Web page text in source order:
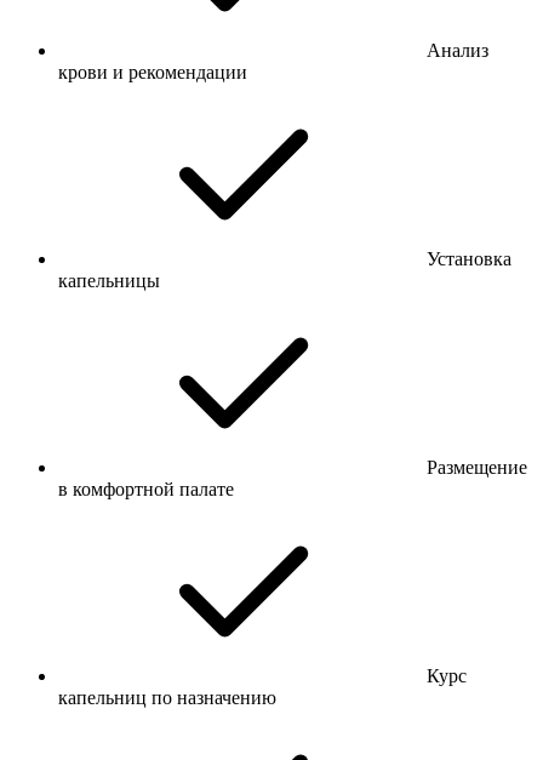
Анализ
крови и рекомендации
Установка
капельницы
Размещение
в комфортной палате
Курс
капельниц по назначению